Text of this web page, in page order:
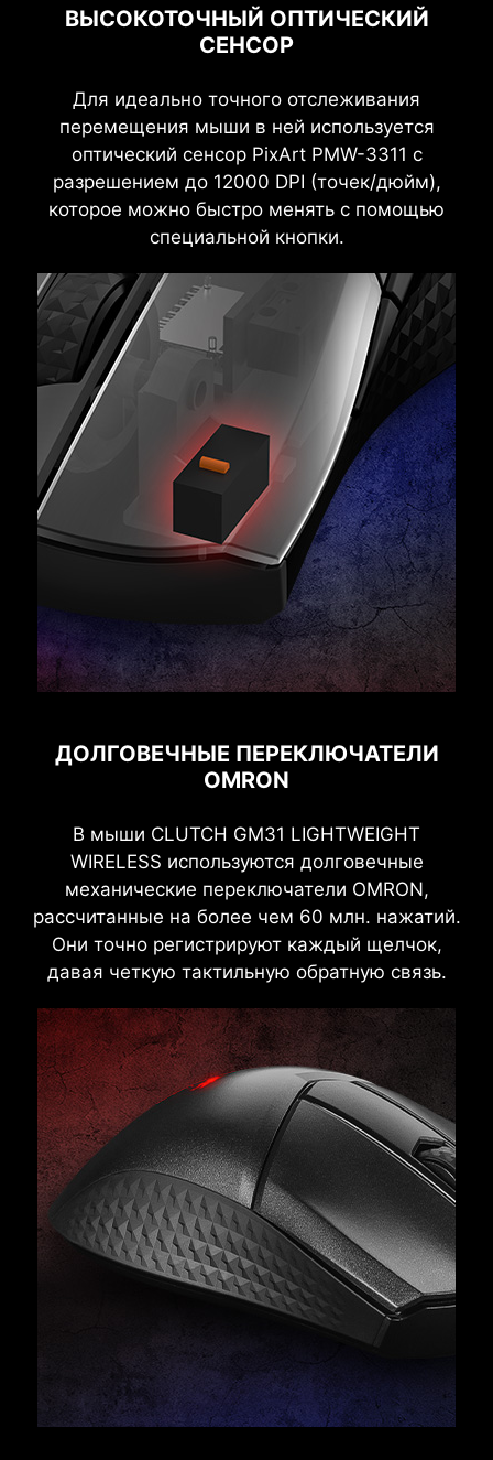
ВЫСОКОТОЧНЫЙ ОПТИЧЕСКИЙ
СЕНСОР
Для идеально точного отслеживания
перемещения мыши в ней используется
оптический сенсор PixArt PMW-3311 с
разрешением до 12000 DPI (точек/дюйм),
которое можно быстро менять с помощью
специальной кнопки.
ДОЛГОВЕЧНЫЕ ПЕРЕКЛЮЧАТЕЛИ
OMRON
В мыши CLUTCH GM31 LIGHTWEIGHT
WIRELESS используются долговечные
механические переключатели OMRON,
рассчитанные на более чем 60 млн. нажатий.
Они точно регистрируют каждый щелчок,
давая четкую тактильную обратную связь.